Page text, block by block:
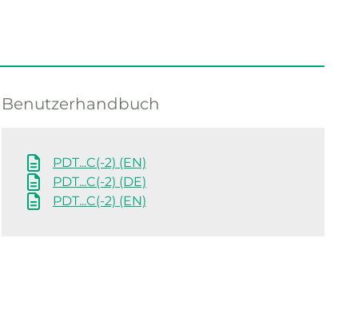
Benutzerhandbuch
PDT...C(-2) (EN)
PDT...C(-2) (DE)
PDT...C(-2) (EN)